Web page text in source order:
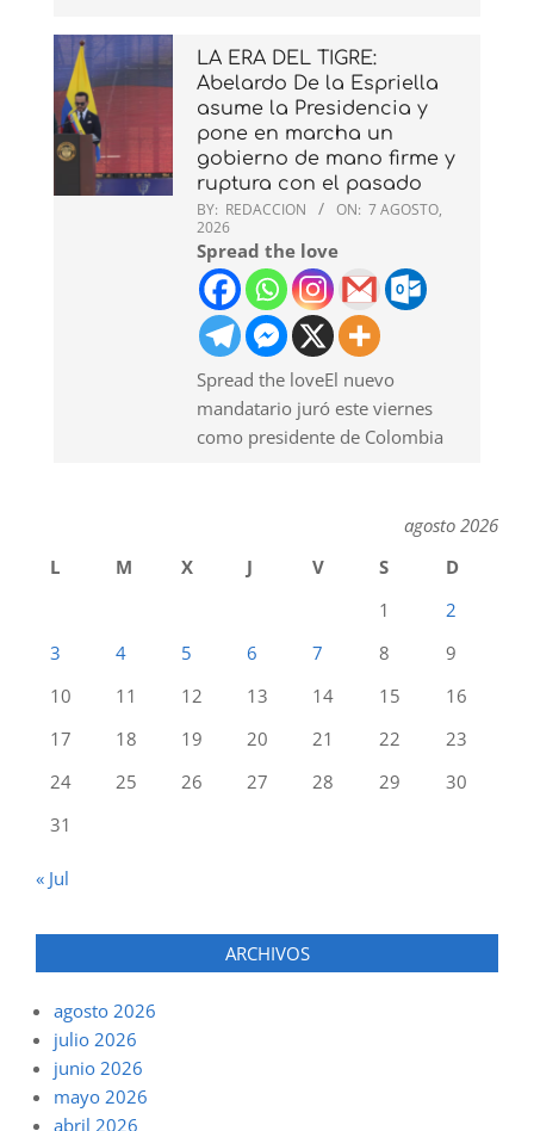
LA ERA DEL TIGRE:
Abelardo De la Espriella
asume la Presidencia y
pone en marcha un
gobierno de mano firme y
ruptura con el pasado
BY: REDACCION ON: 7 AGOSTO,
2026
Spread the love
Spread the loveEl nuevo
mandatario juró este viernes
como presidente de Colombia
agosto 2026
L
M X J V S
D
1
2
3
4 5 6 7 8
9
10
11 12 13 14 15
16
17
18 19 20 21 22
23
24
25 26 27 28 29
30
31
« Jul
ARCHIVOS
agosto 2026
julio 2026
junio 2026
mayo 2026
abril 2026